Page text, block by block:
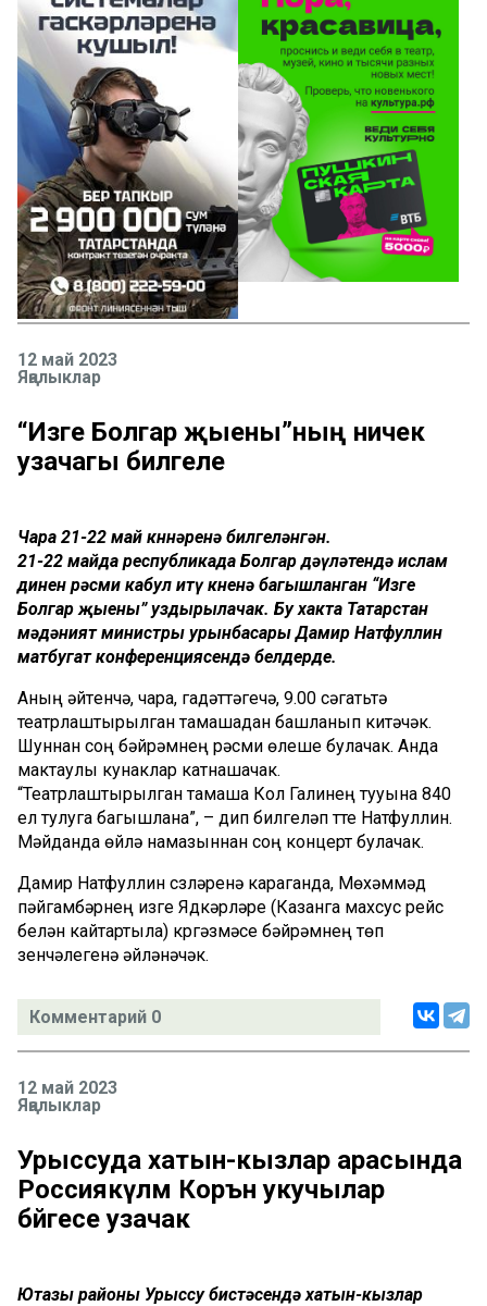
12 май 2023
Яңалыклар
“Изге Болгар җыены”ның ничек
узачагы билгеле
Чара 21-22 май көннәренә билгеләнгән.
21-22 майда республикада Болгар дәүләтендә ислам
динен рәсми кабул итү көненә багышланган “Изге
Болгар җыены” уздырылачак. Бу хакта Татарстан
мәдәният министры урынбасары Дамир Натфуллин
матбугат конференциясендә белдерде.
Аның әйтүенчә, чара, гадәттәгечә, 9.00 сәгатьтә
театрлаштырылган тамашадан башланып китәчәк.
Шуннан соң бәйрәмнең рәсми өлеше булачак. Анда
мактаулы кунаклар катнашачак.
“Театрлаштырылган тамаша Кол Галинең тууына 840
ел тулуга багышлана”, – дип билгеләп үтте Натфуллин.
Мәйданда өйлә намазыннан соң концерт булачак.
Дамир Натфуллин сүзләренә караганда, Мөхәммәд
пәйгамбәрнең изге Ядкәрләре (Казанга махсус рейс
белән кайтартыла) күргәзмәсе бәйрәмнең төп
үзенчәлегенә әйләнәчәк.
Комментарий 0
12 май 2023
Яңалыклар
Урыссуда хатын-кызлар арасында
Россиякүләм Коръән укучылар
бәйгесе узачак
Ютазы районы Урыссу бистәсендә хатын-кызлар